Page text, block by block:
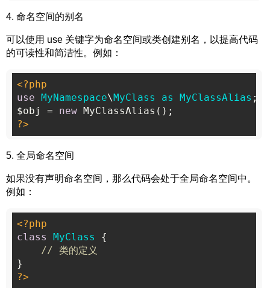
4. 命名空间的别名
可以使用 use 关键字为命名空间或类创建别名，以提高代码
的可读性和简洁性。例如：
<?php
use MyNamespace\MyClass as MyClassAlias ;
$obj = new
?>
5. 全局命名空间
如果没有声明命名空间，那么代码会处于全局命名空间中。
例如：
<?php
class
MyClass
{
// 类的定义
?>